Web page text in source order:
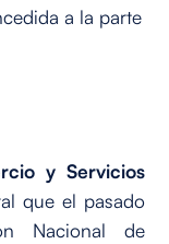
a la parte
y Servicios
que el pasado
Nacional de